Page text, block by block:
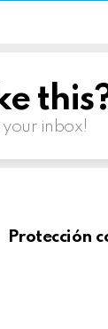
your inbox!
Protección